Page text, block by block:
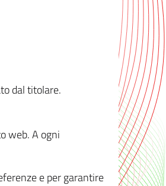
dal titolare.
web. A ogni
e per garantire